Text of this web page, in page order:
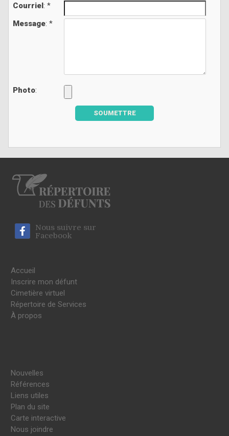
Courriel: *
Message: *
Photo:
SOUMETTRE
Nous suivre sur
Facebook
Accueil
Inscrire mon défunt
Cimetière virtuel
Répertoire de Services
À propos
Nouvelles
Références
Liens utiles
Plan du site
Carte interactive
Nous joindre